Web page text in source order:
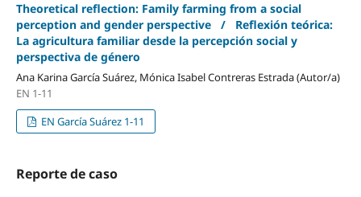
Theoretical reflection: Family farming from a social
perception and gender perspective / Reflexión teórica:
La agricultura familiar desde la percepción social y
perspectiva de género
Ana Karina García Suárez, Mónica Isabel Contreras Estrada (Autor/a)
EN 1-11
EN García Suárez 1-11
Reporte de caso